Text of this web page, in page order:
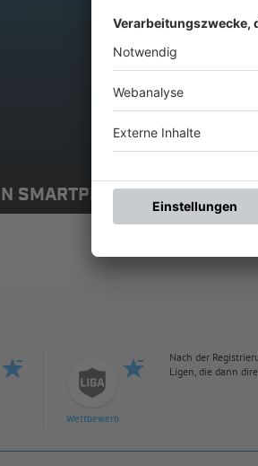
SMARTPHONE:
Wettbewerb
Nach der
Ligen, die dann